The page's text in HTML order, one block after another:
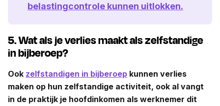
belastingcontrole kunnen uitlokken.
5. Wat als je verlies maakt als zelfstandige
in bijberoep?
Ook zelfstandigen in bijberoep kunnen verlies
maken op hun zelfstandige activiteit, ook al vangt
in de praktijk je hoofdinkomen als werknemer dit